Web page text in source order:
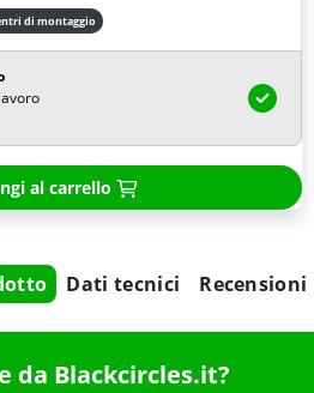
di montaggio
al carrello
Dati tecnici Recensioni
da Blackcircles.it?